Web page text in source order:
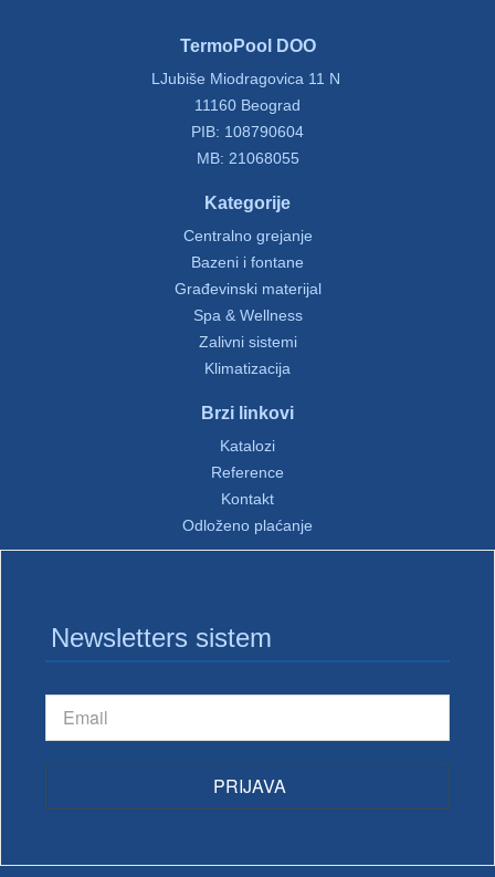
TermoPool DOO
LJubiše Miodragovica 11 N
11160 Beograd
PIB: 108790604
MB: 21068055
Kategorije
Centralno grejanje
Bazeni i fontane
Građevinski materijal
Spa & Wellness
Zalivni sistemi
Klimatizacija
Brzi linkovi
Katalozi
Reference
Kontakt
Odloženo plaćanje
Newsletters sistem
PRIJAVA